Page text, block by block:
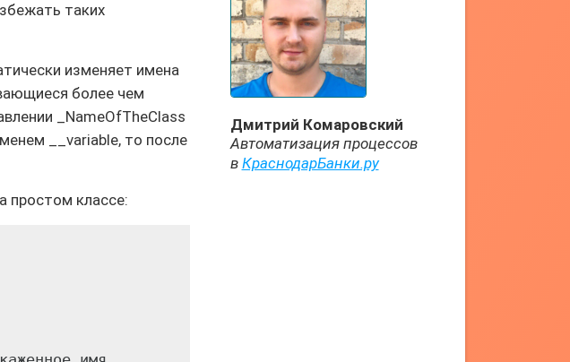
таких
изменяет имена
более чем
_NameOfTheClass
__variable, то после
простом классе:
Дмитрий Комаровский
Автоматизация процессов
в КраснодарБанки.ру